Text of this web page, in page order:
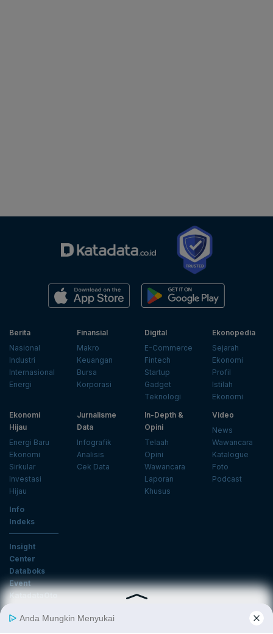
Berita
Nasional
Industri
Internasional
Energi
Finansial
Makro
Keuangan
Bursa
Korporasi
Digital
E-Commerce
Fintech
Startup
Gadget
Teknologi
Ekonopedia
Sejarah
Ekonomi
Profil
Istilah
Ekonomi
Ekonomi
Hijau
Energi Baru
Ekonomi
Sirkular
Investasi
Hijau
Jurnalisme
Data
Infografik
Analisis
Cek Data
In-Depth &
Opini
Telaah
Opini
Wawancara
Laporan
Khusus
Video
News
Wawancara
Katalogue
Foto
Podcast
Info
Indeks
Insight
Center
Databoks
Event
KatadataOto